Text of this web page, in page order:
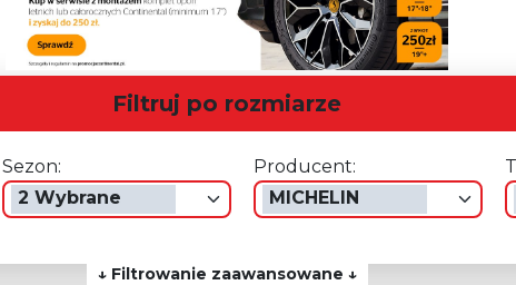
Filtruj po rozmiarze
Sezon:
2 Wybrane
Producent:
MICHELIN
↓ Filtrowanie zaawansowane ↓